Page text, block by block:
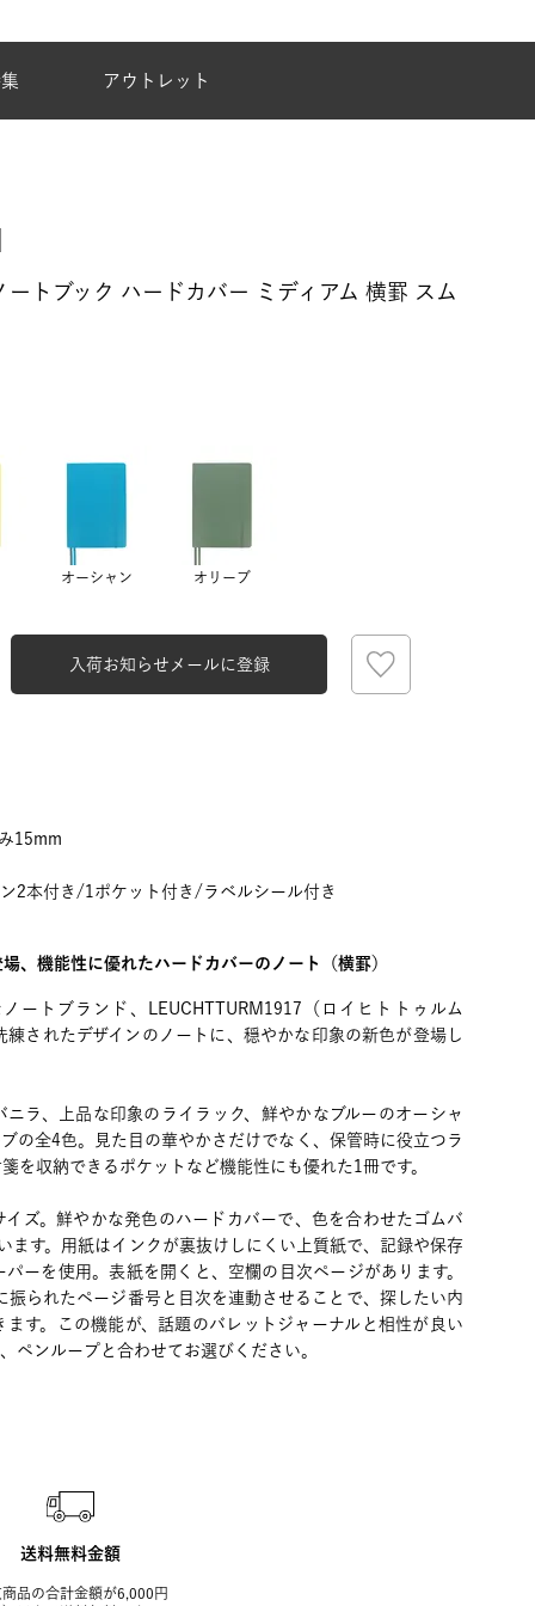
アウトレット
ートブック ハードカバー ミディアム 横罫 スム
オーシャン オリーブ
入荷お知らせメールに登録
15mm
本付き/1ポケット付き/ラベルシール付き
、機能性に優れたハードカバーのノート（横罫）
ートブランド、LEUCHTTURM1917（ロイヒトトゥルム
練されたデザインのノートに、穏やかな印象の新色が登場し
ラ、上品な印象のライラック、鮮やかなブルーのオーシャ
の全4色。見た目の華やかさだけでなく、保管時に役立つラ
を収納できるポケットなど機能性にも優れた1冊です。
イズ。鮮やかな発色のハードカバーで、色を合わせたゴムバ
ます。用紙はインクが裏抜けしにくい上質紙で、記録や保存
ーを使用。表紙を開くと、空欄の目次ページがあります。
振られたページ番号と目次を連動させることで、探したい内
す。この機能が、話題のバレットジャーナルと相性が良い
ペンループと合わせてお選びください。
送料無料金額
商品の合計金額が6,000円